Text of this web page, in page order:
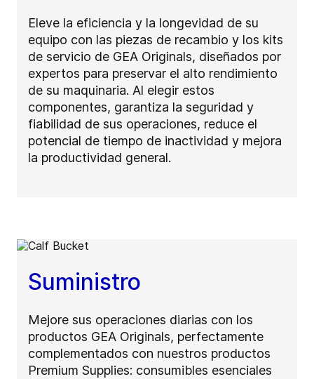
Eleve la eficiencia y la longevidad de su
equipo con las piezas de recambio y los kits
de servicio de GEA Originals, diseñados por
expertos para preservar el alto rendimiento
de su maquinaria. Al elegir estos
componentes, garantiza la seguridad y
fiabilidad de sus operaciones, reduce el
potencial de tiempo de inactividad y mejora
la productividad general.
Suministro
Mejore sus operaciones diarias con los
productos GEA Originals, perfectamente
complementados con nuestros productos
Premium Supplies: consumibles esenciales